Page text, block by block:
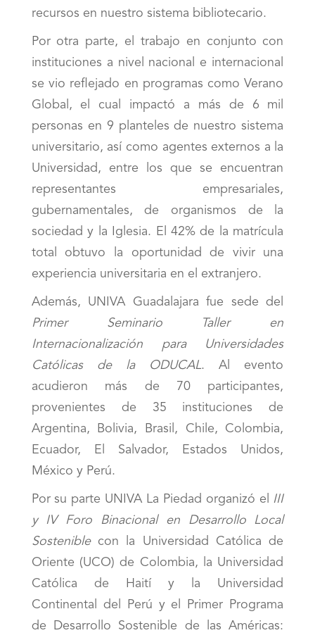
recursos en nuestro sistema bibliotecario.
Por otra parte, el trabajo en conjunto con
instituciones a nivel nacional e internacional
se vio reflejado en programas como Verano
Global, el cual impactó a más de 6 mil
personas en 9 planteles de nuestro sistema
universitario, así como agentes externos a la
Universidad, entre los que se encuentran
representantes empresariales,
gubernamentales, de organismos de la
sociedad y la Iglesia. El 42% de la matrícula
total obtuvo la oportunidad de vivir una
experiencia universitaria en el extranjero.
Además, UNIVA Guadalajara fue sede del
Primer Seminario Taller en
Internacionalización para Universidades
Católicas de la ODUCAL. Al evento
acudieron más de 70 participantes,
provenientes de 35 instituciones de
Argentina, Bolivia, Brasil, Chile, Colombia,
Ecuador, El Salvador, Estados Unidos,
México y Perú.
Por su parte UNIVA La Piedad organizó el III
y IV Foro Binacional en Desarrollo Local
Sosteniblecon la Universidad Católica de
Oriente (UCO) de Colombia, la Universidad
Católica de Haití y la Universidad
Continental del Perú y el Primer Programa
de Desarrollo Sostenible de las Américas: